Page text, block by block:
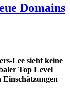
Domains
Lee sieht keine
Top Level